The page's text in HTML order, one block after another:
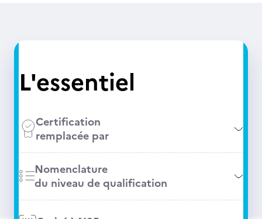
L'essentiel
Certification
remplacée par
Nomenclature
du niveau de qualification